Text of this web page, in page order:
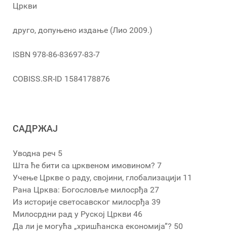
Цркви
друго, допуњено издање (Лио 2009.)
ISBN 978-86-83697-83-7
COBISS.SR-ID 1584178876
САДРЖАЈ
Уводна реч 5
Шта ће бити са црквеном имовином? 7
Учење Цркве о раду, својини, глобализацији 11
Рана Црква: Богословље милосрђа 27
Из историје светосавског милосрђа 39
Милосрдни рад у Руској Цркви 46
Да ли је могућа „хришћанска економија”? 50